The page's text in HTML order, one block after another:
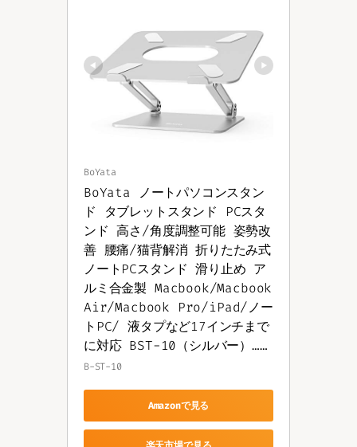
BoYata
BoYata ノートパソコンスタン
ド タブレットスタンド PCスタ
ンド 高さ/角度調整可能 姿勢改
善 腰痛/猫背解消 折りたたみ式
ノートPCスタンド 滑り止め ア
ルミ合金製 Macbook/Macbook
Air/Macbook Pro/iPad/ノー
トPC/ 液タプなど17インチまで
に対応 BST-10（シルバー）……
B-ST-10
Amazonで見る